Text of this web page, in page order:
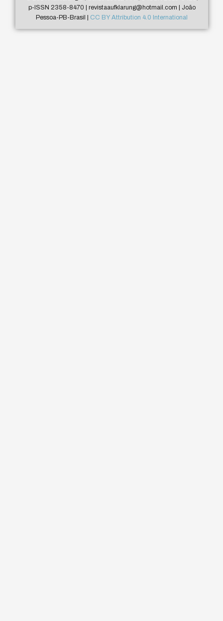
p-ISSN 2358-8470 | revistaaufklarung@hotmail.com | João
Pessoa-PB-Brasil | CC BY Attribution 4.0 International